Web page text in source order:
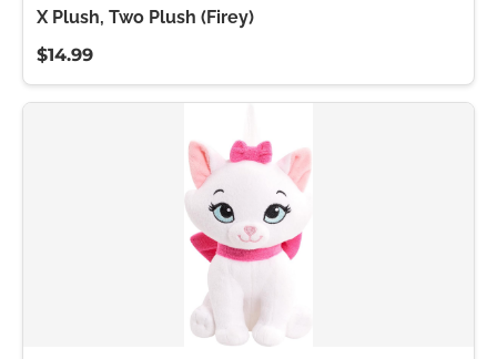
X Plush, Two Plush (Firey)
$14.99